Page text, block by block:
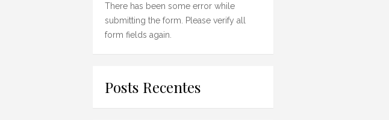
There has been some error while
submitting the form. Please verify all
form fields again.
Posts Recentes